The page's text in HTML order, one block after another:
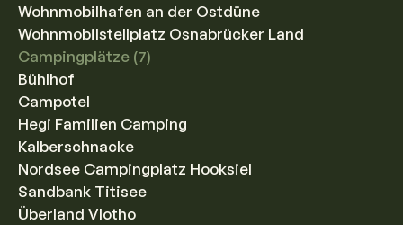
Wohnmobilhafen an der Ostdüne
Wohnmobilstellplatz Osnabrücker Land
Campingplätze (7)
Bühlhof
Campotel
Hegi Familien Camping
Kalberschnacke
Nordsee Campingplatz Hooksiel
Sandbank Titisee
Überland Vlotho